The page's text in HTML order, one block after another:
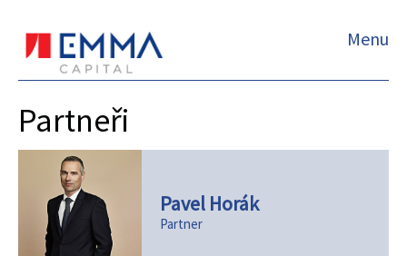
Menu
Partneři
Pavel Horák
Partner